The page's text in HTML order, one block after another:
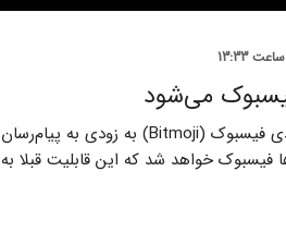
می‌شود
بر اساس گزارش‌های منتشر شده در دنیای فناوری، آوتارهای سه بعدی فیسبوک (Bitmoji) به زودی به پیام‌رسان
خواهد شد که این قابلیت قبلا به